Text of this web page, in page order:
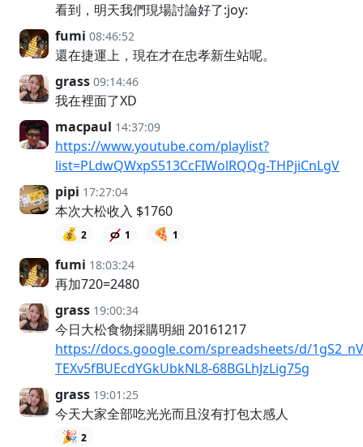
看到，明天我們現場討論好了:joy:
fumi 08:46:52
還在捷運上，現在才在忠孝新生站呢。
grass 09:14:46
我在裡面了XD
macpaul 14:37:09
https://www.youtube.com/playlist?
list=PLdwQWxpS513CcFIWolRQQg-THPjiCnLgV
pipi 17:27:04
本次大松收入 $1760
💰 2 1 🍕 1
fumi 18:03:24
再加720=2480
grass 19:00:34
今日大松食物採購明細 20161217
https://docs.google.com/spreadsheets/d/
TEXv5fBUEcdYGkUbkNL8-68BGLhJzLig75g
grass 19:01:25
今天大家全部吃光光而且沒有打包太感人
🎉 2